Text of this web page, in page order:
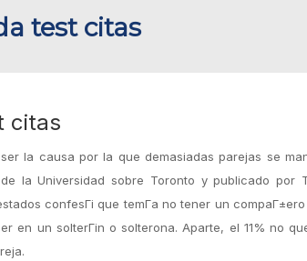
test citas
citas
la causa por la que demasiadas parejas se
la Universidad sobre Toronto y publicado por
confesГі que temГ­a no tener un
en un solterГіn o solterona. Aparte, el 11% no